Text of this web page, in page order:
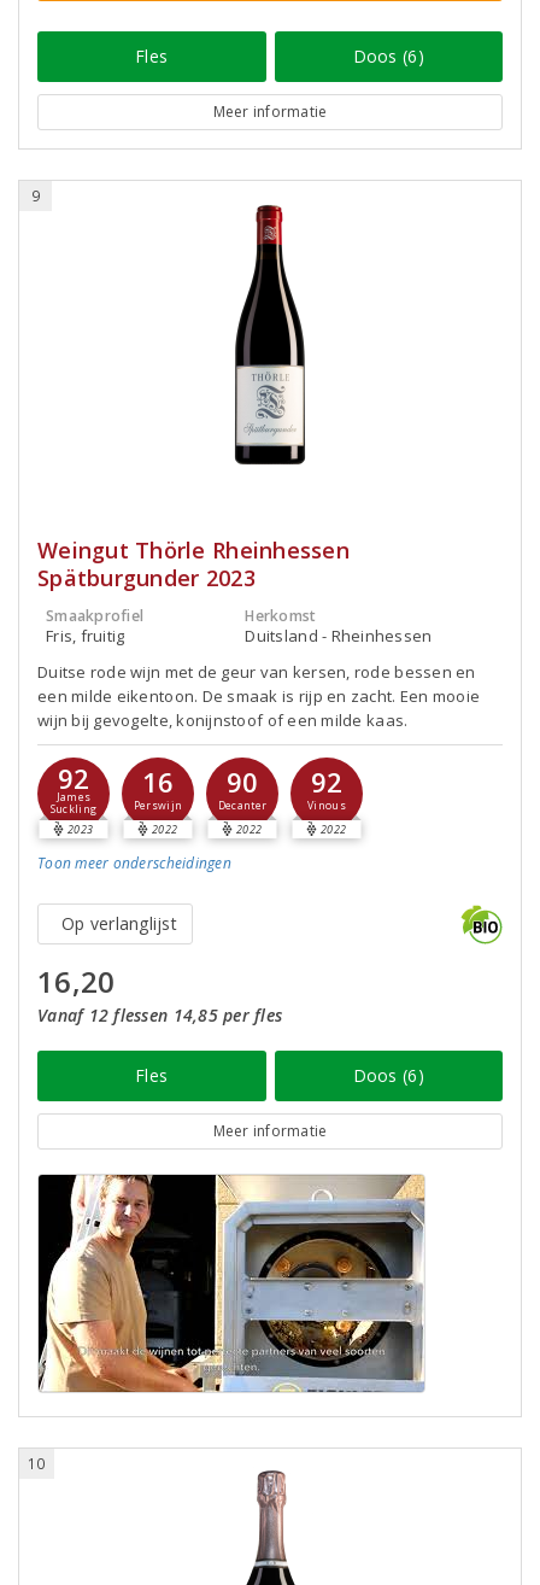
Fles Doos (6)
Meer informatie
9
Weingut Thörle Rheinhessen
Spätburgunder 2023
Smaakprofiel
Fris, fruitig
Herkomst
Duitsland - Rheinhessen
Duitse rode wijn met de geur van kersen, rode bessen en
een milde eikentoon. De smaak is rijp en zacht. Een mooie
wijn bij gevogelte, konijnstoof of een milde kaas.
92
James
Suckling
2023
16
Perswijn
2022
90
Decanter
2022
92
Vinous
2022
Toon meer onderscheidingen
Op verlanglijst
16,20
Vanaf 12 flessen 14,85 per fles
Fles Doos (6)
Meer informatie
10